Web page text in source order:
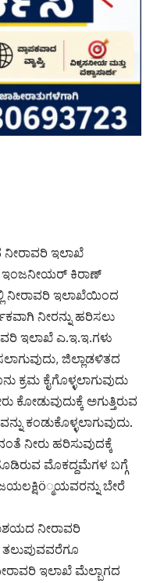
ನೀರಾವರಿ ಇಲಾಖೆ
ಇಂಜನೀಯರ್ ಕಿರಾಣ್
ನೀರಾವರಿ ಇಲಾಖೆಯಿಂದ
ನೀರನ್ನು ಹರಿಸಲು
ಇಲಾಖೆ ಎ.ಇ.ಇ.ಗಳು
ಜಿಲ್ಲಾಡಳಿತದ
ಕೈಗೊಳ್ಳಲಾಗುವುದು
ಕೋಡುವುದುಕ್ಕೆ ಅಗುತ್ತಿರುವ
ಕಂಡುಕೊಳ್ಳಲಾಗುವುದು.
ನೀರು ಹರಿಸುವುದಕ್ಕೆ
ಮೊಕದ್ದಮೆಗಳ ಬಗ್ಗೆ
ಬೇರೆ
ನೀರಾವರಿ
ಇಲಾಖೆ ಮೆಲ್ಬಾಗದ